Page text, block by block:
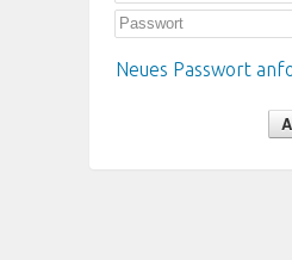
Neues Passwort